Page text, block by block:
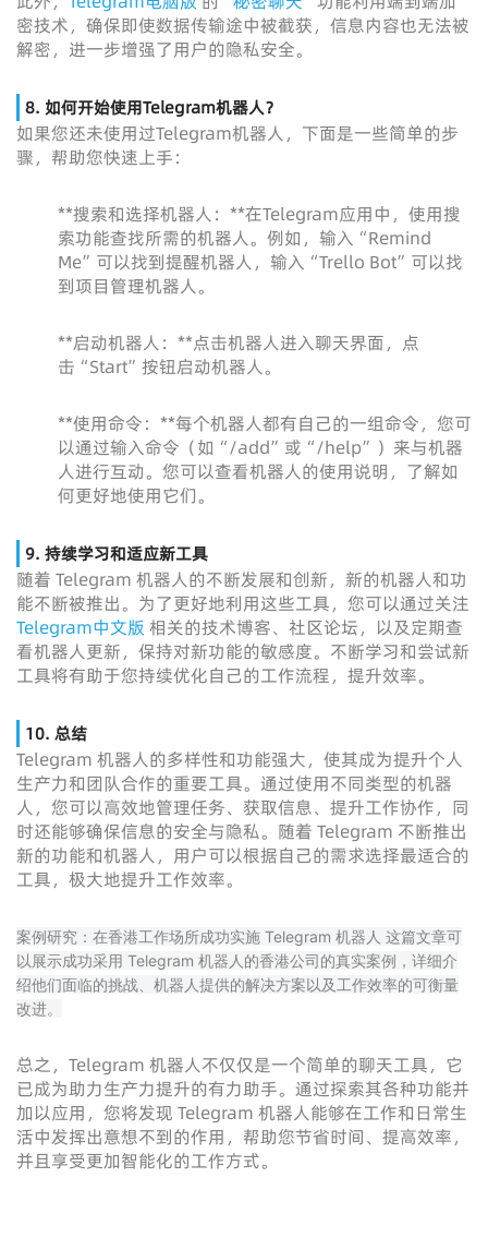
密技术，确保即使数据传输途中被截获，信息内容也无法被
解密，进一步增强了用户的隐私安全。
8. 如何开始使用Telegram机器人？
如果您还未使用过Telegram机器人，下面是一些简单的步
骤，帮助您快速上手：
**搜索和选择机器人：**在Telegram应用中，使用搜
索功能查找所需的机器人。例如，输入“Remind
Me”可以找到提醒机器人，输入“Trello Bot”可以找
到项目管理机器人。
**启动机器人：**点击机器人进入聊天界面，点
击“Start”按钮启动机器人。
**使用命令：**每个机器人都有自己的一组命令，您可
以通过输入命令（如“/add”或“/help”）来与机器
人进行互动。您可以查看机器人的使用说明，了解如
何更好地使用它们。
9. 持续学习和适应新工具
随着 Telegram 机器人的不断发展和创新，新的机器人和功
能不断被推出。为了更好地利用这些工具，您可以通过关注
Telegram中文版 相关的技术博客、社区论坛，以及定期查
看机器人更新，保持对新功能的敏感度。不断学习和尝试新
工具将有助于您持续优化自己的工作流程，提升效率。
10. 总结
Telegram 机器人的多样性和功能强大，使其成为提升个人
生产力和团队合作的重要工具。通过使用不同类型的机器
人，您可以高效地管理任务、获取信息、提升工作协作，同
时还能够确保信息的安全与隐私。随着 Telegram 不断推出
新的功能和机器人，用户可以根据自己的需求选择最适合的
工具，极大地提升工作效率。
案例研究：在香港工作场所成功实施 Telegram 机器人 这篇文章可
以展示成功采用 Telegram 机器人的香港公司的真实案例，详细介
绍他们面临的挑战、机器人提供的解决方案以及工作效率的可衡量
改进。
总之，Telegram 机器人不仅仅是一个简单的聊天工具，它
已成为助力生产力提升的有力助手。通过探索其各种功能并
加以应用，您将发现 Telegram 机器人能够在工作和日常生
活中发挥出意想不到的作用，帮助您节省时间、提高效率，
并且享受更加智能化的工作方式。